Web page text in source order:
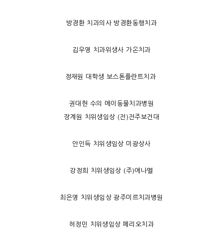
방경환 치과의사 방경환동행치과
김우영 치과위생사 가온치과
정재원 대학생 보스톤플란트치과
권대현 수의 메이동물치과병원
장계원 치위생임상 (전)전주보건대
안인득 치위생임상 미광상사
강정희 치위생임상 (주)에나멜
최은영 치위생임상 광주미르치과병원
허정민 치위생임상 페리오치과